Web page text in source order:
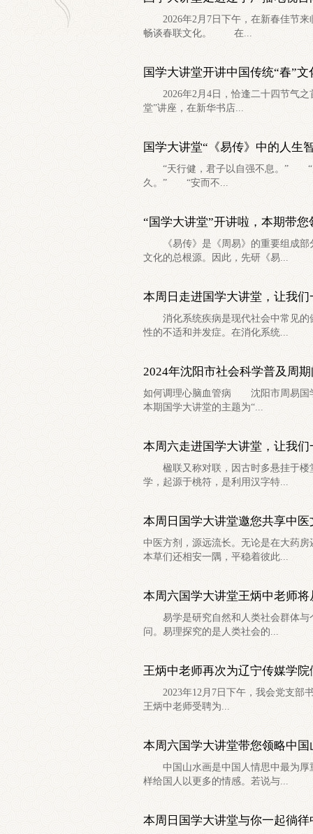
2026年2月7日下午，在新春佳节来
畅谈春联文化。 在...
国学大讲堂开讲中国传统“春”文
2026年2月4日，恰逢二十四节气之
堂”讲座，在新华书店...
国学大讲堂“《易传》中的人生
“天行健，君子以自强不息。” “
久。” “安而不...
“国学大讲堂”开讲啦，本期带
《易传》是《周易》的重要组成部
文化的总根源。因此，先研《易...
本周日走进国学大讲堂，让我
消化系统疾病是现代社会中常见的
性的不适和并发症。在消化系统...
2024年沈阳市社会科学普及周
如何调理心脑血管病 沈阳市周易国
本期国学大讲堂的主题为“...
本周六走进国学大讲堂，让我
楹联又称对联，因古时多悬挂于楼
学，起源于桃符，是利用汉字特...
本周日国学大讲堂邀您共享中
中医方剂，源远流长。无论是在大药
本草们还相安一隅，平稳着彼此...
本周六国学大讲堂王炳中老师
易学是研究自然和人类社会群体与
问。易理探究的是人类社会的...
王炳中老师再次为辽宁传媒学
2023年12月7日下午，我会党支部书
王炳中老师受聘为...
本周六国学大讲堂带您领略中国
中国山水画是中国人情思中最为厚
样给国人以更多的情感。若说与...
本周日国学大讲堂与你一起徜